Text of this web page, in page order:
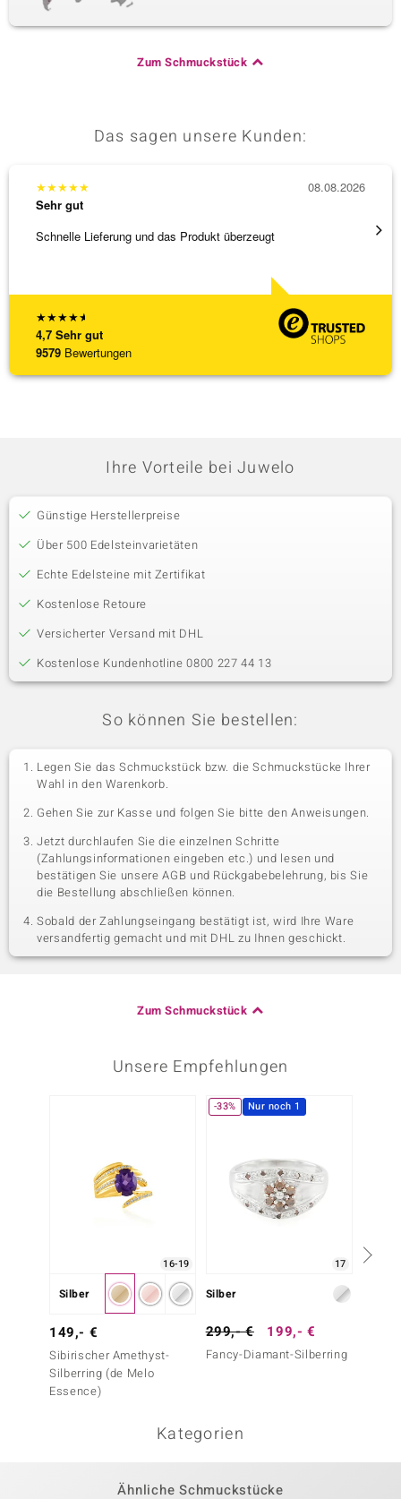
Zum Schmuckstück
Das sagen unsere Kunden:
★★★★★
4,7 Sehr gut
9579 Bewertungen
★★★★★
Sehr gut
Schnelle Lieferung und das Produkt überzeugt
08.08.2026
Ihre Vorteile bei Juwelo
Günstige Herstellerpreise
Über 500 Edelsteinvarietäten
Echte Edelsteine mit Zertifikat
Kostenlose Retoure
Versicherter Versand mit DHL
Kostenlose Kundenhotline 0800 227 44 13
So können Sie bestellen:
Legen Sie das Schmuckstück bzw. die Schmuckstücke Ihrer
Wahl in den Warenkorb.
Gehen Sie zur Kasse und folgen Sie bitte den Anweisungen.
Jetzt durchlaufen Sie die einzelnen Schritte
(Zahlungsinformationen eingeben etc.) und lesen und
bestätigen Sie unsere AGB und Rückgabebelehrung, bis Sie
die Bestellung abschließen können.
Sobald der Zahlungseingang bestätigt ist, wird Ihre Ware
versandfertig gemacht und mit DHL zu Ihnen geschickt.
Zum Schmuckstück
Unsere Empfehlungen
16-19
Silber
149,- €
Sibirischer Amethyst-
Silberring (de Melo
Essence)
-33% Nur noch 1
17
Silber
299,- € 199,- €
Fancy-Diamant-Silberring
Kategorien
Ähnliche Schmuckstücke